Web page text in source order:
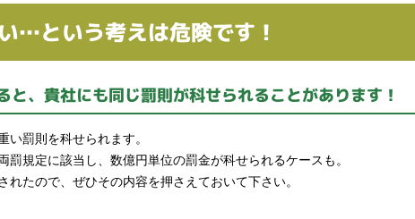
…という考えは危険です！
、貴社にも同じ罰則が科せられることがあります！
罰則を科せられます。
規定に該当し、数億円単位の罰金が科せられるケースも。
たので、ぜひその内容を押さえておいて下さい。